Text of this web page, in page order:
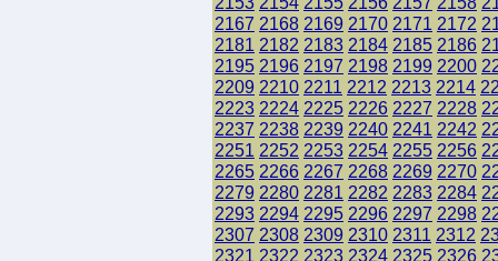
2167 2168 2169 2170 2171 2172
2181 2182 2183 2184 2185 2186
2195 2196 2197 2198 2199 2200
2209 2210 2211 2212 2213 2214
2223 2224 2225 2226 2227 2228
2237 2238 2239 2240 2241 2242
2251 2252 2253 2254 2255 2256
2265 2266 2267 2268 2269 2270
2279 2280 2281 2282 2283 2284
2293 2294 2295 2296 2297 2298
2307 2308 2309 2310 2311 2312
2321 2322 2323 2324 2325 2326